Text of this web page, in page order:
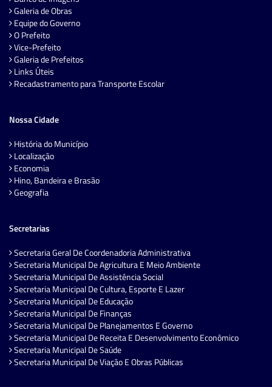
Galeria de Obras
Equipe do Governo
O Prefeito
Vice-Prefeito
Galeria de Prefeitos
Links Úteis
Recadastramento para Transporte Escolar
Nossa Cidade
História do Município
Localização
Economia
Hino, Bandeira e Brasão
Geografia
Secretarias
Secretaria Geral De Coordenadoria Administrativa
Secretaria Municipal De Agricultura E Meio Ambiente
Secretaria Municipal De Assistência Social
Secretaria Municipal De Cultura, Esporte E Lazer
Secretaria Municipal De Educação
Secretaria Municipal De Finanças
Secretaria Municipal De Planejamentos E Governo
Secretaria Municipal De Receita E Desenvolvimento Econômico
Secretaria Municipal De Saúde
Secretaria Municipal De Viação E Obras Públicas